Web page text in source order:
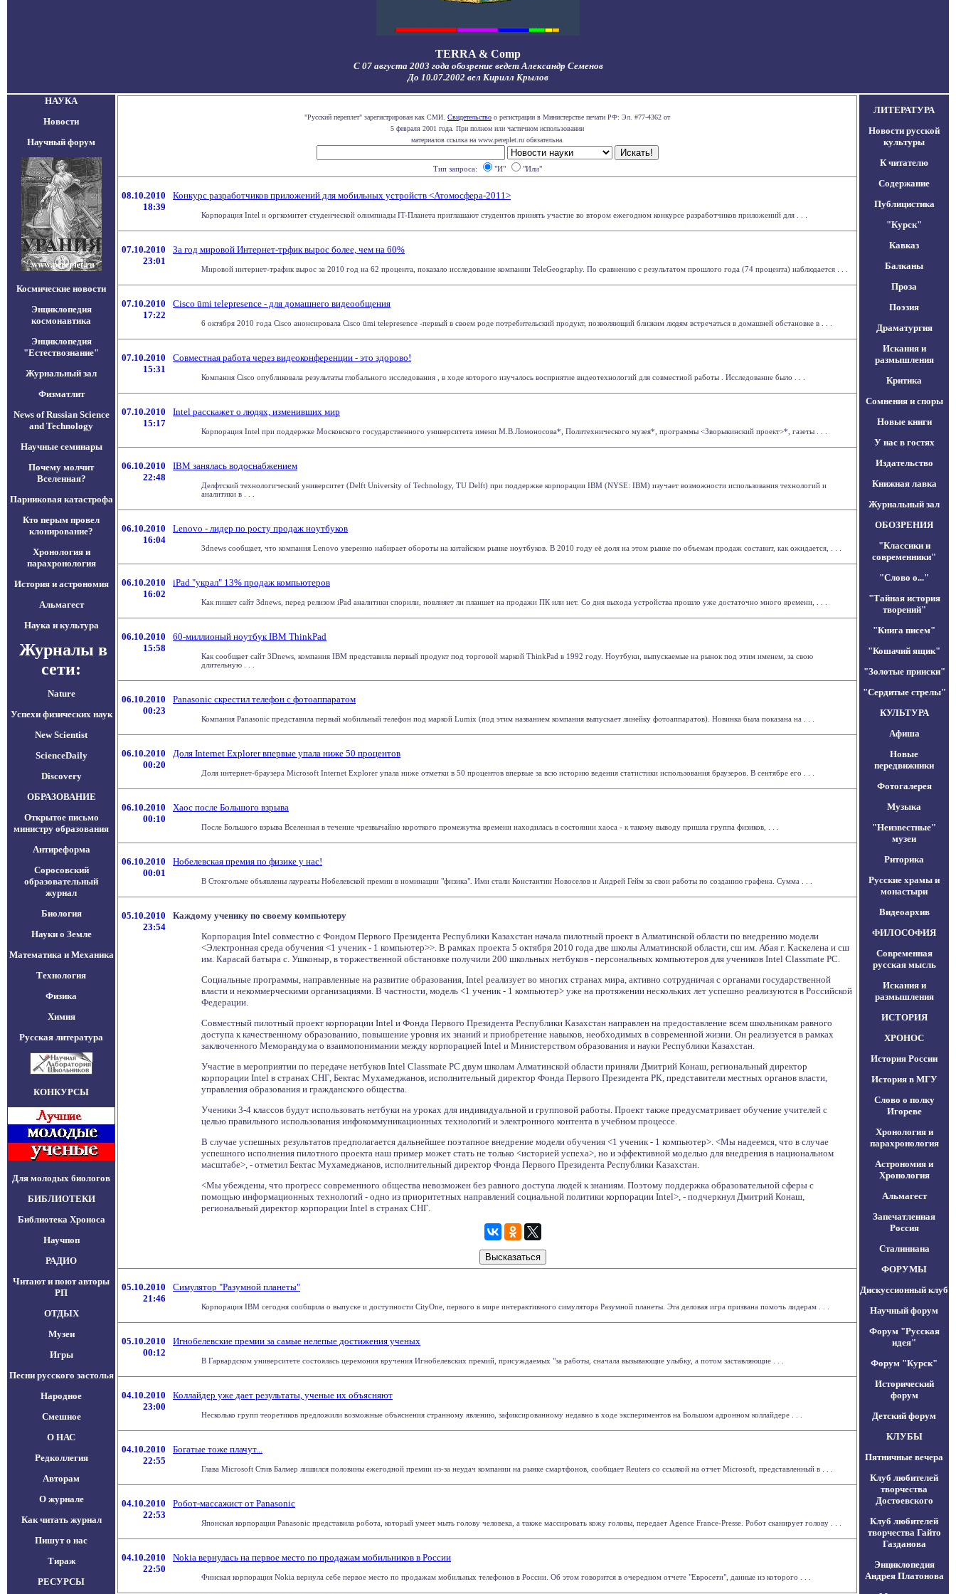
TERRA & Comp
С 07 августа 2003 года обозрение ведет Александр Семенов
До 10.07.2002 вел Кирилл Крылов
НАУКА
Новости
Научный форум
Космические новости
Энциклопедия
космонавтика
Энциклопедия
"Естествознание"
Журнальный зал
Физматлит
News of Russian Science
and Technology
Научные семинары
Почему молчит
Вселенная?
Парниковая катастрофа
Кто перым провел
клонирование?
Хронология и
парахронология
История и астрономия
Альмагест
Наука и культура
Журналы в
сети:
Nature
Успехи физических наук
New Scientist
ScienceDaily
Discovery
ОБРАЗОВАНИЕ
Открытое письмо
министру образования
Антиреформа
Соросовский
образовательный
журнал
Биология
Науки о Земле
Математика и Механика
Технология
Физика
Химия
Русская литература
КОНКУРСЫ
Для молодых биологов
БИБЛИОТЕКИ
Библиотека Хроноса
Научпоп
РАДИО
Читают и поют авторы
РП
ОТДЫХ
Музеи
Игры
Песни русского застолья
Народное
Смешное
О НАС
Редколлегия
Авторам
О журнале
Как читать журнал
Пишут о нас
Тираж
РЕСУРСЫ
"Русский переплет" зарегистрирован как СМИ. Свидетельство о регистрации в Министерстве печати РФ: Эл. #77-4362 от
5 февраля 2001 года. При полном или частичном использовании
материалов ссылка на www.pereplet.ru обязательна.
Тип запроса: "И" "Или"
08.10.2010
18:39
Конкурс разработчиков приложений для мобильных устройств <Атомосфера-2011>
Корпорация Intel и оргкомитет студенческой олимпиады IT-Планета приглашают студентов принять участие во втором ежегодном конкурсе разработчиков приложений для . . .
07.10.2010
23:01
За год мировой Интернет-трфик вырос более, чем на 60%
Мировой интернет-трафик вырос за 2010 год на 62 процента, показало исследование компании TeleGeography. По сравнению с результатом прошлого года (74 процента) наблюдается . . .
07.10.2010
17:22
Cisco ūmi telepresence - для домашнего видеообщения
6 октября 2010 года Cisco анонсировала Cisco ūmi telepresence -первый в своем роде потребительский продукт, позволяющий близким людям встречаться в домашней обстановке в . . .
07.10.2010
15:31
Совместная работа через видеоконференции - это здорово!
Компания Cisco опубликовала результаты глобального исследования , в ходе которого изучалось восприятие видеотехнологий для совместной работы . Исследование было . . .
07.10.2010
15:17
Intel расскажет о людях, изменивших мир
Корпорация Intel при поддержке Московского государственного университета имени М.В.Ломоносова*, Политехнического музея*, программы <Зворыкинский проект>*, газеты . . .
06.10.2010
22:48
IBM занялась водоснабжением
Делфтский технологический университет (Delft University of Technology, TU Delft) при поддержке корпорации IBM (NYSE: IBM) изучает возможности использования технологий и
аналитики в . . .
06.10.2010
16:04
Lenovo - лидер по росту продаж ноутбуков
3dnews сообщает, что компания Lenovo уверенно набирает обороты на китайском рынке ноутбуков. В 2010 году её доля на этом рынке по объемам продаж составит, как ожидается, . . .
06.10.2010
16:02
iPad "украл" 13% продаж компьютеров
Как пишет сайт 3dnews, перед релизом iPad аналитики спорили, повлияет ли планшет на продажи ПК или нет. Со дня выхода устройства прошло уже достаточно много времени, . . .
06.10.2010
15:58
60-миллионый ноутбук IBM ThinkPad
Как сообщает сайт 3Dnews, компания IBM представила первый продукт под торговой маркой ThinkPad в 1992 году. Ноутбуки, выпускаемые на рынок под этим именем, за свою
длительную . . .
06.10.2010
00:23
Panasonic скрестил телефон с фотоаппаратом
Компания Panasonic представила первый мобильный телефон под маркой Lumix (под этим названием компания выпускает линейку фотоаппаратов). Новинка была показана на . . .
06.10.2010
00:20
Доля Internet Explorer впервые упала ниже 50 процентов
Доля интернет-браузера Microsoft Internet Explorer упала ниже отметки в 50 процентов впервые за всю историю ведения статистики использования браузеров. В сентябре его . . .
06.10.2010
00:10
Хаос после Большого взрыва
После Большого взрыва Вселенная в течение чрезвычайно короткого промежутка времени находилась в состоянии хаоса - к такому выводу пришла группа физиков, . . .
06.10.2010
00:01
Нобелевская премия по физике у нас!
В Стокгольме объявлены лауреаты Нобелевской премии в номинации "физика". Ими стали Константин Новоселов и Андрей Гейм за свои работы по созданию графена. Сумма . . .
05.10.2010
23:54
Каждому ученику по своему компьютеру
Корпорация Intel совместно с Фондом Первого Президента Республики Казахстан начала пилотный проект в Алматинской области по внедрению модели
<Электронная среда обучения <1 ученик - 1 компьютер>>. В рамках проекта 5 октября 2010 года две школы Алматинской области, сш им. Абая г. Каскелена и сш
им. Карасай батыра с. Ушконыр, в торжественной обстановке получили 200 школьных нетбуков - персональных компьютеров для учеников Intel Classmate PC.
Социальные программы, направленные на развитие образования, Intel реализует во многих странах мира, активно сотрудничая с органами государственной
власти и некоммерческими организациями. В частности, модель <1 ученик - 1 компьютер> уже на протяжении нескольких лет успешно реализуются в Российской
Федерации.
Совместный пилотный проект корпорации Intel и Фонда Первого Президента Республики Казахстан направлен на предоставление всем школьникам равного
доступа к качественному образованию, повышение уровня их знаний и приобретение навыков, необходимых в современной жизни. Он реализуется в рамках
заключенного Меморандума о взаимопонимании между корпорацией Intel и Министерством образования и науки Республики Казахстан.
Участие в мероприятии по передаче нетбуков Intel Classmate PC двум школам Алматинской области приняли Дмитрий Конаш, региональный директор
корпорации Intel в странах СНГ, Бектас Мухамеджанов, исполнительный директор Фонда Первого Президента РК, представители местных органов власти,
управления образования и гражданского общества.
Ученики 3-4 классов будут использовать нетбуки на уроках для индивидуальной и групповой работы. Проект также предусматривает обучение учителей с
целью правильного использования инфокоммуникационных технологий и электронного контента в учебном процессе.
В случае успешных результатов предполагается дальнейшее поэтапное внедрение модели обучения <1 ученик - 1 компьютер>. <Мы надеемся, что в случае
успешного исполнения пилотного проекта наш пример может стать не только <историей успеха>, но и эффективной моделью для внедрения в национальном
масштабе>, - отметил Бектас Мухамеджанов, исполнительный директор Фонда Первого Президента Республики Казахстан.
<Мы убеждены, что прогресс современного общества невозможен без равного доступа людей к знаниям. Поэтому поддержка образовательной сферы с
помощью информационных технологий - одно из приоритетных направлений социальной политики корпорации Intel>, - подчеркнул Дмитрий Конаш,
региональный директор корпорации Intel в странах СНГ.
05.10.2010
21:46
Симулятор "Разумной планеты"
Корпорация IBM сегодня сообщила о выпуске и доступности CityOne, первого в мире интерактивного симулятора Разумной планеты. Эта деловая игра призвана помочь лидерам . . .
05.10.2010
00:12
Игнобелевские премии за самые нелепые достижения ученых
В Гарвардском университете состоялась церемония вручения Игнобелевских премий, присуждаемых "за работы, сначала вызывающие улыбку, а потом заставляющие . . .
04.10.2010
23:00
Коллайдер уже дает результаты, ученые их объясняют
Несколько групп теоретиков предложили возможные объяснения странному явлению, зафиксированному недавно в ходе экспериментов на Большом адронном коллайдере . . .
04.10.2010
22:55
Богатые тоже плачут...
Глава Microsoft Стив Балмер лишился половины ежегодной премии из-за неудач компании на рынке смартфонов, сообщает Reuters со ссылкой на отчет Microsoft, представленный в . . .
04.10.2010
22:53
Робот-массажист от Panasonic
Японская корпорация Panasonic представила робота, который умеет мыть голову человека, а также массировать кожу головы, передает Agence France-Presse. Робот сканирует голову . . .
04.10.2010
22:50
Nokia вернулась на первое место по продажам мобильников в России
Финская корпорация Nokia вернула себе первое место по продажам мобильных телефонов в России. Об этом говорится в очередном отчете "Евросети", данные из которого . . .
ЛИТЕРАТУРА
Новости русской
культуры
К читателю
Содержание
Публицистика
"Курск"
Кавказ
Балканы
Проза
Поэзия
Драматургия
Искания и
размышления
Критика
Сомнения и споры
Новые книги
У нас в гостях
Издательство
Книжная лавка
Журнальный зал
ОБОЗРЕНИЯ
"Классики и
современники"
"Слово о..."
"Тайная история
творений"
"Книга писем"
"Кошачий ящик"
"Золотые прииски"
"Сердитые стрелы"
КУЛЬТУРА
Афиша
Новые
передвижники
Фотогалерея
Музыка
"Неизвестные"
музеи
Риторика
Русские храмы и
монастыри
Видеоархив
ФИЛОСОФИЯ
Современная
русская мысль
Искания и
размышления
ИСТОРИЯ
ХРОНОС
История России
История в МГУ
Слово о полку
Игореве
Хронология и
парахронология
Астрономия и
Хронология
Альмагест
Запечатленная
Россия
Сталиниана
ФОРУМЫ
Дискуссионный клуб
Научный форум
Форум "Русская
идея"
Форум "Курск"
Исторический
форум
Детский форум
КЛУБЫ
Пятничные вечера
Клуб любителей
творчества
Достоевского
Клуб любителей
творчества Гайто
Газданова
Энциклопедия
Андрея Платонова